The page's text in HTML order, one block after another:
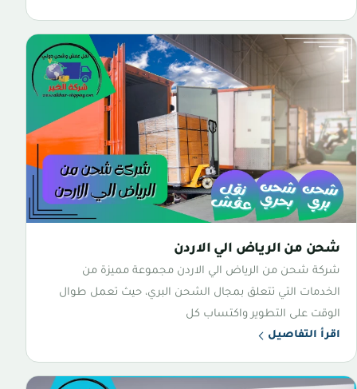
شحن من الرياض الي الاردن
شركة شحن من الرياض الي الاردن مجموعة مميزة من
الخدمات التي تتعلق بمجال الشحن البري، حيث تعمل طوال
الوقت على التطوير واكتساب كل
اقرأ التفاصيل